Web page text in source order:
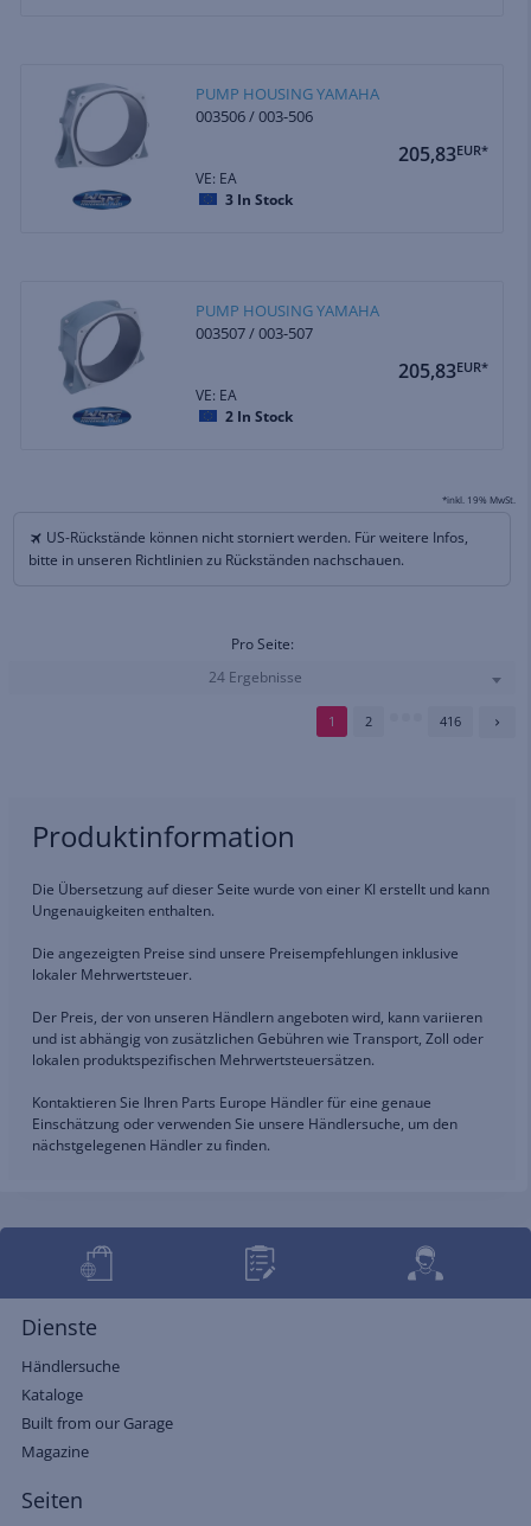
PUMP HOUSING YAMAHA
003506 / 003-506
205,83EUR*
VE: EA
3 In Stock
PUMP HOUSING YAMAHA
003507 / 003-507
205,83EUR*
VE: EA
2 In Stock
*inkl. 19% MwSt.
US-Rückstände können nicht storniert werden. Für weitere Infos,
bitte in unseren Richtlinien zu Rückständen nachschauen.
Pro Seite:
24 Ergebnisse
1 2 416
Produktinformation
Die Übersetzung auf dieser Seite wurde von einer KI erstellt und kann
Ungenauigkeiten enthalten.
Die angezeigten Preise sind unsere Preisempfehlungen inklusive
lokaler Mehrwertsteuer.
Der Preis, der von unseren Händlern angeboten wird, kann variieren
und ist abhängig von zusätzlichen Gebühren wie Transport, Zoll oder
lokalen produktspezifischen Mehrwertsteuersätzen.
Kontaktieren Sie Ihren Parts Europe Händler für eine genaue
Einschätzung oder verwenden Sie unsere Händlersuche, um den
nächstgelegenen Händler zu finden.
Dienste
Händlersuche
Kataloge
Built from our Garage
Magazine
Seiten